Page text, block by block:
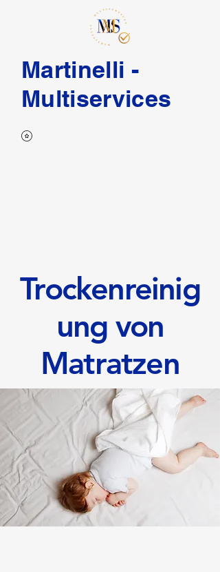
Martinelli -
Multiservices
Trockenreinig
ung von
Matratzen